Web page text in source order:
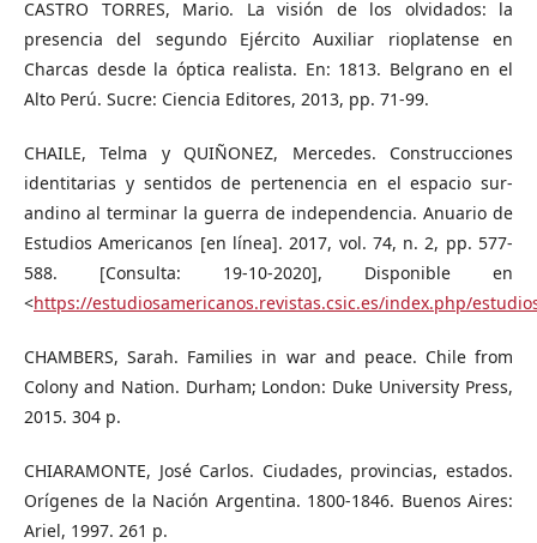
CASTRO TORRES, Mario. La visión de los olvidados: la
presencia del segundo Ejército Auxiliar rioplatense en
Charcas desde la óptica realista. En: 1813. Belgrano en el
Alto Perú. Sucre: Ciencia Editores, 2013, pp. 71-99.
CHAILE, Telma y QUIÑONEZ, Mercedes. Construcciones
identitarias y sentidos de pertenencia en el espacio sur-
andino al terminar la guerra de independencia. Anuario de
Estudios Americanos [en línea]. 2017, vol. 74, n. 2, pp. 577-
588. [Consulta: 19-10-2020], Disponible en
<https://estudiosamericanos.revistas.csic.es/index.php/
CHAMBERS, Sarah. Families in war and peace. Chile from
Colony and Nation. Durham; London: Duke University Press,
2015. 304 p.
CHIARAMONTE, José Carlos. Ciudades, provincias, estados.
Orígenes de la Nación Argentina. 1800-1846. Buenos Aires:
Ariel, 1997. 261 p.